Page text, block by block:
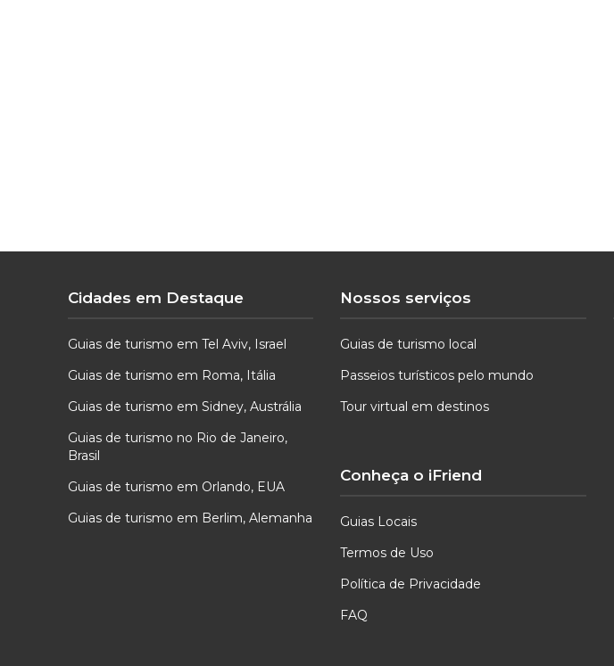
Cidades em Destaque
Guias de turismo em Tel Aviv, Israel
Guias de turismo em Roma, Itália
Guias de turismo em Sidney, Austrália
Guias de turismo no Rio de Janeiro,
Brasil
Guias de turismo em Orlando, EUA
Guias de turismo em Berlim, Alemanha
Nossos serviços
Guias de turismo local
Passeios turísticos pelo mundo
Tour virtual em destinos
Conheça o iFriend
Guias Locais
Termos de Uso
Política de Privacidade
FAQ